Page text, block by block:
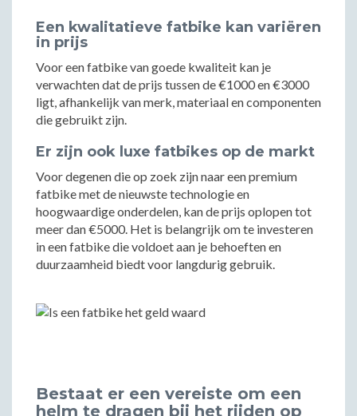
Een kwalitatieve fatbike kan variëren
in prijs
Voor een fatbike van goede kwaliteit kan je
verwachten dat de prijs tussen de €1000 en €3000
ligt, afhankelijk van merk, materiaal en componenten
die gebruikt zijn.
Er zijn ook luxe fatbikes op de markt
Voor degenen die op zoek zijn naar een premium
fatbike met de nieuwste technologie en
hoogwaardige onderdelen, kan de prijs oplopen tot
meer dan €5000. Het is belangrijk om te investeren
in een fatbike die voldoet aan je behoeften en
duurzaamheid biedt voor langdurig gebruik.
Bestaat er een vereiste om een
helm te dragen bij het rijden op